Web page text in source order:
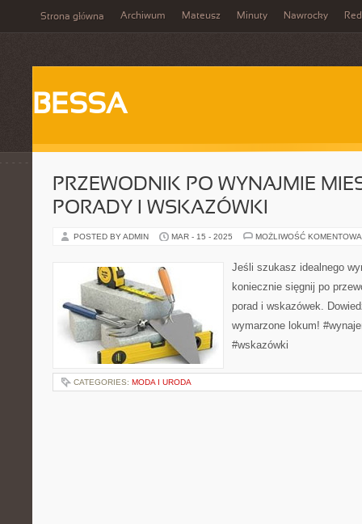
Strona główna Archiwum Mateusz Minuty Nawrocky
BESSA
PRZEWODNIK PO WYNAJMIE
PORADY I WSKAZÓWKI
POSTED BY ADMIN MAR - 15 - 2025 MOŻLIWOŚĆ
Jeśli szukasz idealnego
koniecznie sięgnij po
porad i wskazówek.
wymarzone lokum!
#wskazówki
CATEGORIES: MODA I URODA